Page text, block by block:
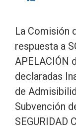
La Comisión
respuesta a
APELACIÓN
declaradas
de
Subvención
SEGURIDAD